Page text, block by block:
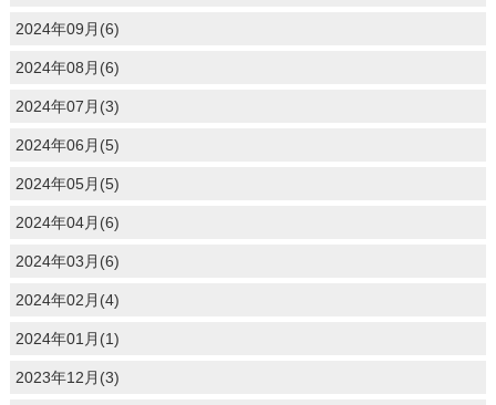
2024年09月(6)
2024年08月(6)
2024年07月(3)
2024年06月(5)
2024年05月(5)
2024年04月(6)
2024年03月(6)
2024年02月(4)
2024年01月(1)
2023年12月(3)